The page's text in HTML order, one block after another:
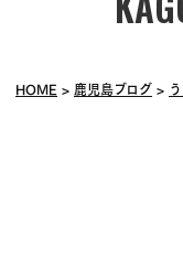
HOME 鹿児島ブログ